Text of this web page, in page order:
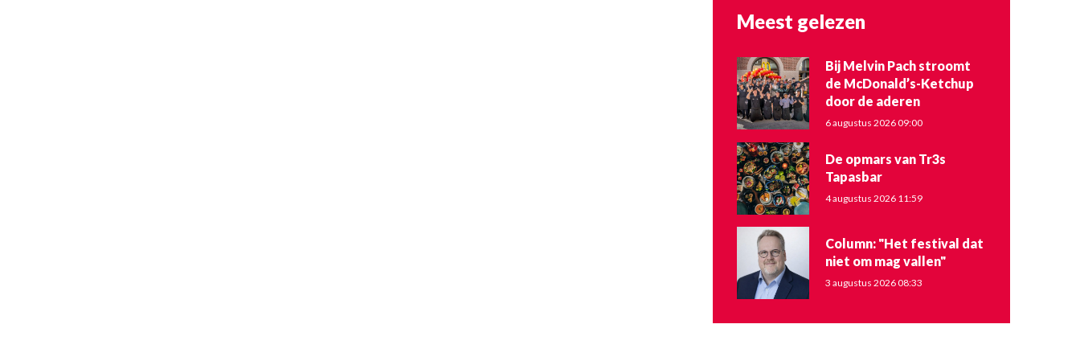
Meest gelezen
Bij Melvin Pach stroomt
de McDonald’s-Ketchup
door de aderen
6 augustus 2026 09:00
De opmars van Tr3s
Tapasbar
4 augustus 2026 11:59
Column: "Het festival dat
niet om mag vallen"
3 augustus 2026 08:33